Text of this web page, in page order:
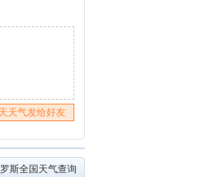
天气发给好友
斯全国天气查询